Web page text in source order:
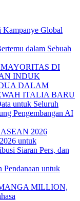
Global
dalam Sebuah
DI
INDUK
DALAM
ITALIA BARU
untuk Seluruh
Pengembangan AI
2026
untuk
Siaran Pers, dan
Pendanaan untuk
MANGA MILLION,